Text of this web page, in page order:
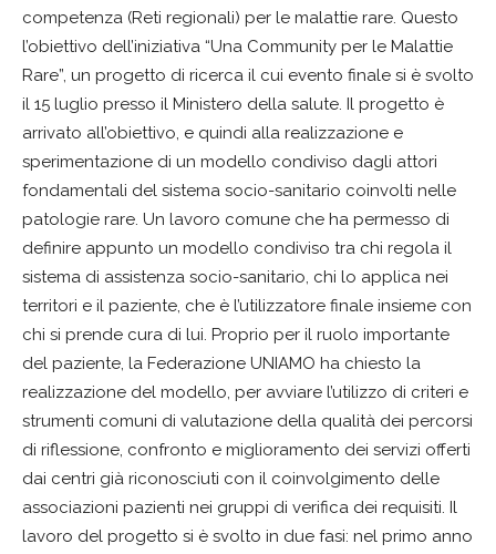
competenza (Reti regionali) per le malattie rare. Questo
l’obiettivo dell’iniziativa “Una Community per le Malattie
Rare”, un progetto di ricerca il cui evento finale si è svolto
il 15 luglio presso il Ministero della salute. Il progetto è
arrivato all’obiettivo, e quindi alla realizzazione e
sperimentazione di un modello condiviso dagli attori
fondamentali del sistema socio-sanitario coinvolti nelle
patologie rare. Un lavoro comune che ha permesso di
definire appunto un modello condiviso tra chi regola il
sistema di assistenza socio-sanitario, chi lo applica nei
territori e il paziente, che è l’utilizzatore finale insieme con
chi si prende cura di lui. Proprio per il ruolo importante
del paziente, la Federazione UNIAMO ha chiesto la
realizzazione del modello, per avviare l’utilizzo di criteri e
strumenti comuni di valutazione della qualità dei percorsi
di riflessione, confronto e miglioramento dei servizi offerti
dai centri già riconosciuti con il coinvolgimento delle
associazioni pazienti nei gruppi di verifica dei requisiti. Il
lavoro del progetto si è svolto in due fasi: nel primo anno